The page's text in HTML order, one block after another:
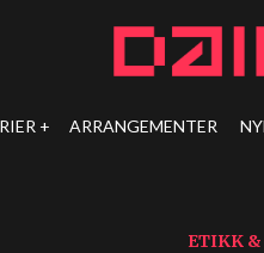
ARRANGEMENTER
ETIKK &